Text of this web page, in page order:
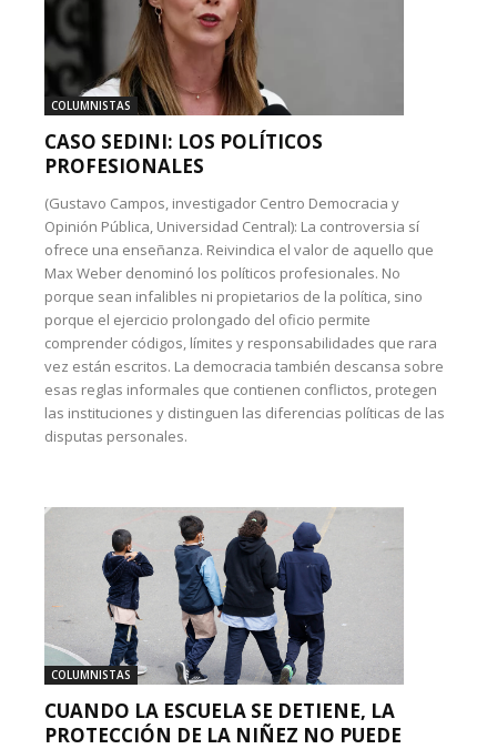
COLUMNISTAS
CASO SEDINI: LOS POLÍTICOS
PROFESIONALES
(Gustavo Campos, investigador Centro Democracia y
Opinión Pública, Universidad Central): La controversia sí
ofrece una enseñanza. Reivindica el valor de aquello que
Max Weber denominó los políticos profesionales. No
porque sean infalibles ni propietarios de la política, sino
porque el ejercicio prolongado del oficio permite
comprender códigos, límites y responsabilidades que rara
vez están escritos. La democracia también descansa sobre
esas reglas informales que contienen conflictos, protegen
las instituciones y distinguen las diferencias políticas de las
disputas personales.
COLUMNISTAS
CUANDO LA ESCUELA SE DETIENE, LA
PROTECCIÓN DE LA NIÑEZ NO PUEDE